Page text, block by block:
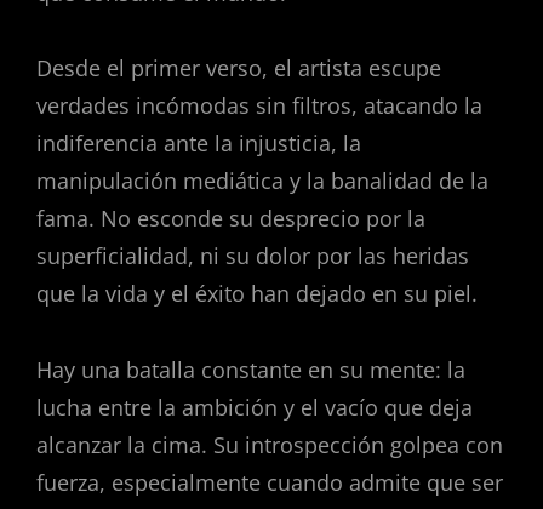
Desde el primer verso, el artista escupe
verdades incómodas sin filtros, atacando la
indiferencia ante la injusticia, la
manipulación mediática y la banalidad de la
fama. No esconde su desprecio por la
superficialidad, ni su dolor por las heridas
que la vida y el éxito han dejado en su piel.
Hay una batalla constante en su mente: la
lucha entre la ambición y el vacío que deja
alcanzar la cima. Su introspección golpea con
fuerza, especialmente cuando admite que ser